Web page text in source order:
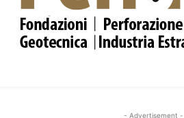
- Advertisement -